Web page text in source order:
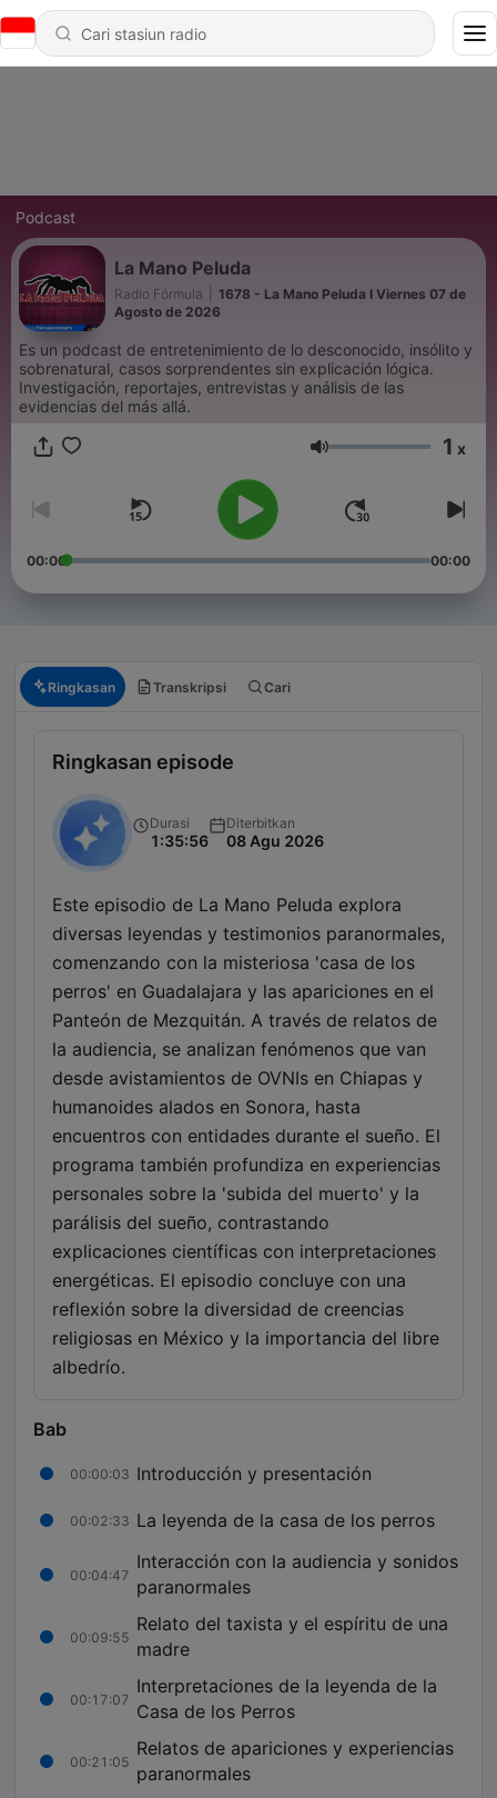
Podcast
La Mano Peluda
Radio Fórmula
1678 - La Mano Peluda I Viernes 07 de
Agosto de 2026
Es un podcast de entretenimiento de lo desconocido, insólito y
sobrenatural, casos sorprendentes sin explicación lógica.
Investigación, reportajes, entrevistas y análisis de las
evidencias del más allá.
Volume 1 x
00:00 00:00
Ringkasan Transkripsi Cari
Ringkasan episode
Durasi
1:35:56
Diterbitkan
08 Agu 2026
Este episodio de La Mano Peluda explora
diversas leyendas y testimonios paranormales,
comenzando con la misteriosa 'casa de los
perros' en Guadalajara y las apariciones en el
Panteón de Mezquitán. A través de relatos de
la audiencia, se analizan fenómenos que van
desde avistamientos de OVNIs en Chiapas y
humanoides alados en Sonora, hasta
encuentros con entidades durante el sueño. El
programa también profundiza en experiencias
personales sobre la 'subida del muerto' y la
parálisis del sueño, contrastando
explicaciones científicas con interpretaciones
energéticas. El episodio concluye con una
reflexión sobre la diversidad de creencias
religiosas en México y la importancia del libre
albedrío.
Bab
00:00:03 Introducción y presentación
00:02:33 La leyenda de la casa de los perros
00:04:47
Interacción con la audiencia y sonidos
paranormales
00:09:55
Relato del taxista y el espíritu de una
madre
00:17:07
Interpretaciones de la leyenda de la
Casa de los Perros
00:21:05
Relatos de apariciones y experiencias
paranormales